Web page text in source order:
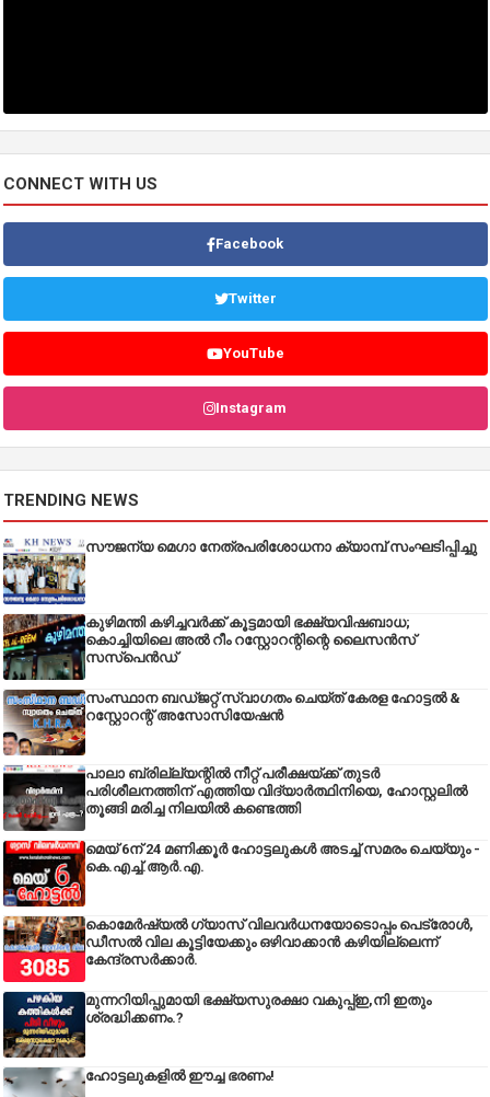
CONNECT WITH US
Facebook
Twitter
YouTube
Instagram
TRENDING NEWS
സൗജന്യ മെഗാ നേത്രപരിശോധനാ ക്യാമ്പ് സംഘടിപ്പിച്ചു
കുഴിമന്തി കഴിച്ചവർക്ക് കൂട്ടമായി ഭക്ഷ്യവിഷബാധ;
കൊച്ചിയിലെ അൽ റീം റസ്റ്റോറന്റിന്റെ ലൈസൻസ്
സസ്പെൻഡ്
സംസ്ഥാന ബഡ്‌ജറ്റ് സ്വാഗതം ചെയ്ത് കേരള ഹോട്ടൽ &
റസ്റ്റോറന്റ് അസോസിയേഷൻ
പാലാ ബ്രില്ല്യന്റിൽ നീറ്റ് പരീക്ഷയ്ക്ക് തുടർ
പരിശീലനത്തിന് എത്തിയ വിദ്യാർത്ഥിനിയെ, ഹോസ്റ്റലിൽ
തൂങ്ങി മരിച്ച നിലയിൽ കണ്ടെത്തി
മെയ് 6ന് 24 മണിക്കൂർ ഹോട്ടലുകൾ അടച്ച് സമരം ചെയ്യും -
കെ.എച്ച്.ആർ.എ.
കൊമേർഷ്യൽ ഗ്യാസ് വിലവർധനയോടൊപ്പം പെട്രോൾ,
ഡീസല്‍ വില കൂട്ടിയേക്കും ഒഴിവാക്കാന്‍ കഴിയില്ലെന്ന്
കേന്ദ്രസര്‍ക്കാര്‍.
മുന്നറിയിപ്പുമായി ഭക്ഷ്യസുരക്ഷാ വകുപ്പ്ഇ,നി ഇതും
ശ്രദ്ധിക്കണം.?
ഹോട്ടലുകളിൽ ഈച്ച ഭരണം!